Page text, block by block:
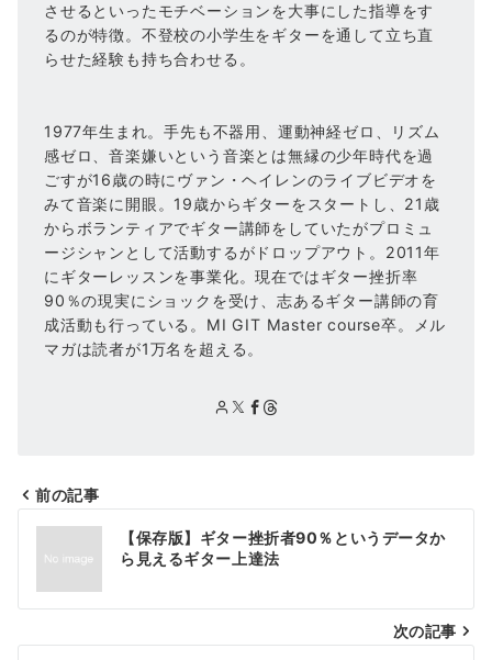
させるといったモチベーションを大事にした指導をす
るのが特徴。不登校の小学生をギターを通して立ち直
らせた経験も持ち合わせる。
1977年生まれ。手先も不器用、運動神経ゼロ、リズム
感ゼロ、音楽嫌いという音楽とは無縁の少年時代を過
ごすが16歳の時にヴァン・ヘイレンのライブビデオを
みて音楽に開眼。19歳からギターをスタートし、21歳
からボランティアでギター講師をしていたがプロミュ
ージシャンとして活動するがドロップアウト。2011年
にギターレッスンを事業化。現在ではギター挫折率
90％の現実にショックを受け、志あるギター講師の育
成活動も行っている。MI GIT Master course卒。メル
マガは読者が1万名を超える。
投
ナ
ビ
前の記事
【保存版】ギター挫折者90％というデータか
ら見えるギター上達法
次の記事